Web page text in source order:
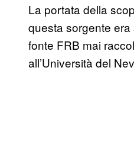
La portata della
questa sorgente
fonte FRB mai
all’Università del